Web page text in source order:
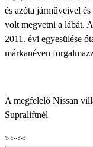
és azóta járműveivel
volt megvetni a lábát.
2011. évi egyesülése
márkanéven
A megfelelő Nissan
Supraliftnél
>><<